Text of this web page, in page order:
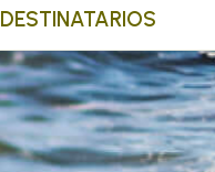
DESTINATARIOS